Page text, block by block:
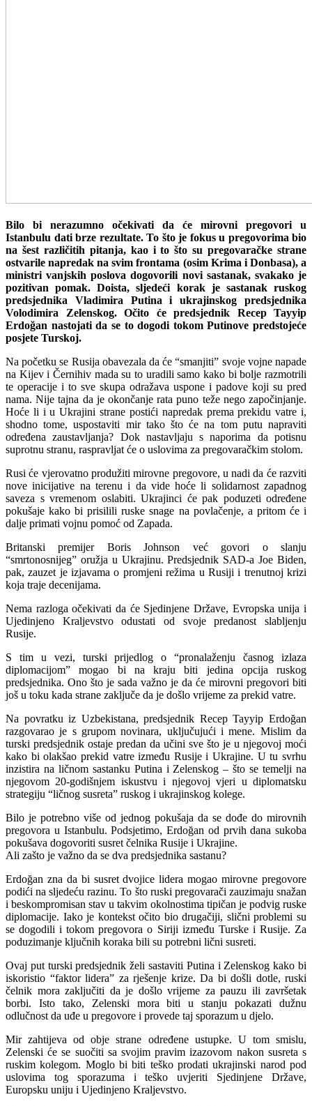
Bilo bi nerazumno očekivati da će mirovni pregovori u
Istanbulu dati brze rezultate. To što je fokus u pregovorima bio
na šest različitih pitanja, kao i to što su pregovaračke strane
ostvarile napredak na svim frontama (osim Krima i Donbasa), a
ministri vanjskih poslova dogovorili novi sastanak, svakako je
pozitivan pomak. Doista, sljedeći korak je sastanak ruskog
predsjednika Vladimira Putina i ukrajinskog predsjednika
Volodimira Zelenskog. Očito će predsjednik Recep Tayyip
Erdoğan nastojati da se to dogodi tokom Putinove predstojeće
posjete Turskoj.
Na početku se Rusija obavezala da će “smanjiti” svoje vojne napade
na Kijev i Černihiv mada su to uradili samo kako bi bolje razmotrili
te operacije i to sve skupa odražava uspone i padove koji su pred
nama. Nije tajna da je okončanje rata puno teže nego započinjanje.
Hoće li i u Ukrajini strane postići napredak prema prekidu vatre i,
shodno tome, uspostaviti mir tako što će na tom putu napraviti
određena zaustavljanja? Dok nastavljaju s naporima da potisnu
suprotnu stranu, raspravljat će o uslovima za pregovaračkim stolom.
Rusi će vjerovatno produžiti mirovne pregovore, u nadi da će razviti
nove inicijative na terenu i da vide hoće li solidarnost zapadnog
saveza s vremenom oslabiti. Ukrajinci će pak poduzeti određene
pokušaje kako bi prisilili ruske snage na povlačenje, a pritom će i
dalje primati vojnu pomoć od Zapada.
Britanski premijer Boris Johnson već govori o slanju
“smrtonosnijeg” oružja u Ukrajinu. Predsjednik SAD-a Joe Biden,
pak, zauzet je izjavama o promjeni režima u Rusiji i trenutnoj krizi
koja traje decenijama.
Nema razloga očekivati da će Sjedinjene Države, Evropska unija i
Ujedinjeno Kraljevstvo odustati od svoje predanost slabljenju
Rusije.
S tim u vezi, turski prijedlog o “pronalaženju časnog izlaza
diplomacijom” mogao bi na kraju biti jedina opcija ruskog
predsjednika. Ono što je sada važno je da će mirovni pregovori biti
još u toku kada strane zaključe da je došlo vrijeme za prekid vatre.
Na povratku iz Uzbekistana, predsjednik Recep Tayyip Erdoğan
razgovarao je s grupom novinara, uključujući i mene. Mislim da
turski predsjednik ostaje predan da učini sve što je u njegovoj moći
kako bi olakšao prekid vatre između Rusije i Ukrajine. U tu svrhu
inzistira na ličnom sastanku Putina i Zelenskog – što se temelji na
njegovom 20-godišnjem iskustvu i njegovoj vjeri u diplomatsku
strategiju “ličnog susreta” ruskog i ukrajinskog kolege.
Bilo je potrebno više od jednog pokušaja da se dođe do mirovnih
pregovora u Istanbulu. Podsjetimo, Erdoğan od prvih dana sukoba
pokušava dogovoriti susret čelnika Rusije i Ukrajine.
Ali zašto je važno da se dva predsjednika sastanu?
Erdoğan zna da bi susret dvojice lidera mogao mirovne pregovore
podići na sljedeću razinu. To što ruski pregovarači zauzimaju snažan
i beskompromisan stav u takvim okolnostima tipičan je podvig ruske
diplomacije. Iako je kontekst očito bio drugačiji, slični problemi su
se dogodili i tokom pregovora o Siriji između Turske i Rusije. Za
poduzimanje ključnih koraka bili su potrebni lični susreti.
Ovaj put turski predsjednik želi sastaviti Putina i Zelenskog kako bi
iskoristio “faktor lidera” za rješenje krize. Da bi došli dotle, ruski
čelnik mora zaključiti da je došlo vrijeme za pauzu ili završetak
borbi. Isto tako, Zelenski mora biti u stanju pokazati dužnu
odlučnost da uđe u pregovore i provede taj sporazum u djelo.
Mir zahtijeva od obje strane određene ustupke. U tom smislu,
Zelenski će se suočiti sa svojim pravim izazovom nakon susreta s
ruskim kolegom. Moglo bi biti teško prodati ukrajinski narod pod
uslovima tog sporazuma i teško uvjeriti Sjedinjene Države,
Europsku uniju i Ujedinjeno Kraljevstvo.